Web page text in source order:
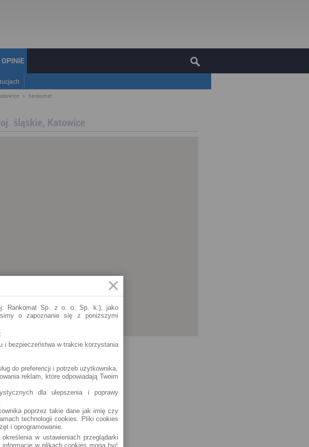
» bankomat
śląskie, Katowice
Rankomat Sp. z o. o. Sp. k.), jako
o zapoznanie się z poniższymi
i bezpieczeństwa w trakcie korzystania
do preferencji i potrzeb użytkownika,
reklam, które odpowiadają Twoim
dla ulepszenia i poprawy
poprzez takie dane jak imię czy
technologii cookies. Pliki cookies
i oprogramowanie.
w ustawieniach przeglądarki
w plikach cookies mogą być